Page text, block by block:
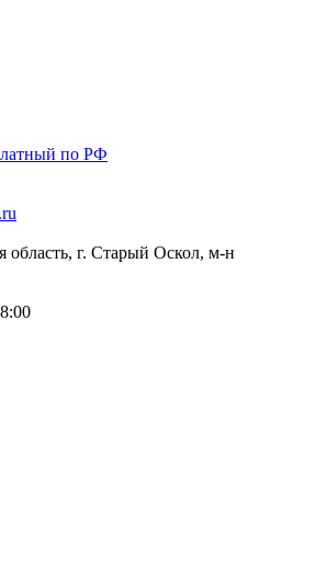
по РФ
область, г. Старый Оскол, м-н